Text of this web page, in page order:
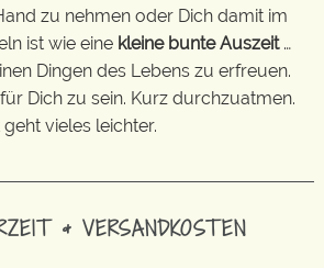
zu nehmen oder Dich damit im
ist wie eine kleine bunte Auszeit…
Dingen des Lebens zu erfreuen.
Dich zu sein. Kurz durchzuatmen.
vieles leichter.
& VERSANDKOSTEN